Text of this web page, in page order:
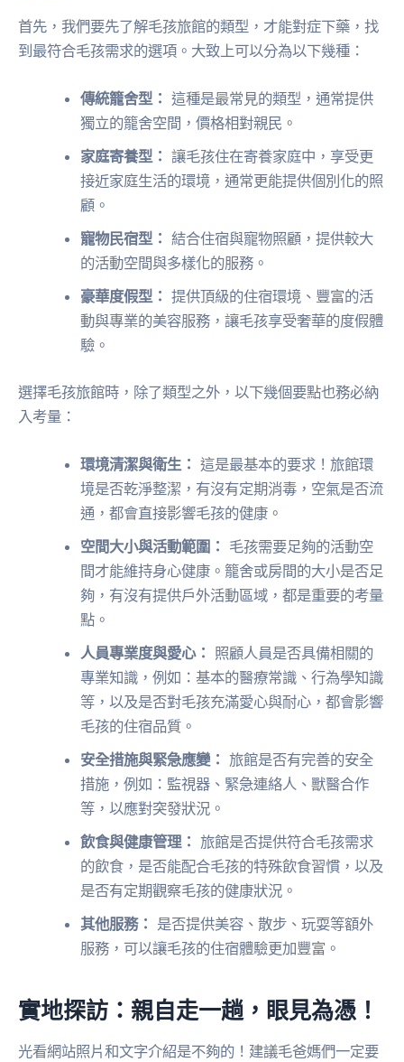
首先，我們要先了解毛孩旅館的類型，才能對症下藥，找
到最符合毛孩需求的選項。大致上可以分為以下幾種：
傳統籠舍型： 這種是最常見的類型，通常提供
獨立的籠舍空間，價格相對親民。
家庭寄養型： 讓毛孩住在寄養家庭中，享受更
接近家庭生活的環境，通常更能提供個別化的照
顧。
寵物民宿型： 結合住宿與寵物照顧，提供較大
的活動空間與多樣化的服務。
豪華度假型： 提供頂級的住宿環境、豐富的活
動與專業的美容服務，讓毛孩享受奢華的度假體
驗。
選擇毛孩旅館時，除了類型之外，以下幾個要點也務必納
入考量：
環境清潔與衛生： 這是最基本的要求！旅館環
境是否乾淨整潔，有沒有定期消毒，空氣是否流
通，都會直接影響毛孩的健康。
空間大小與活動範圍： 毛孩需要足夠的活動空
間才能維持身心健康。籠舍或房間的大小是否足
夠，有沒有提供戶外活動區域，都是重要的考量
點。
人員專業度與愛心： 照顧人員是否具備相關的
專業知識，例如：基本的醫療常識、行為學知識
等，以及是否對毛孩充滿愛心與耐心，都會影響
毛孩的住宿品質。
安全措施與緊急應變： 旅館是否有完善的安全
措施，例如：監視器、緊急連絡人、獸醫合作
等，以應對突發狀況。
飲食與健康管理： 旅館是否提供符合毛孩需求
的飲食，是否能配合毛孩的特殊飲食習慣，以及
是否有定期觀察毛孩的健康狀況。
其他服務： 是否提供美容、散步、玩耍等額外
服務，可以讓毛孩的住宿體驗更加豐富。
實地探訪：親自走一趟，眼見為憑！
光看網站照片和文字介紹是不夠的！建議毛爸媽們一定要